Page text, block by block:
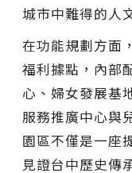
城市中難得的人
在功能規劃方面
福利據點，內部
心、婦女發展基
服務推廣中心與
園區不僅是一座
見證台中歷史傳